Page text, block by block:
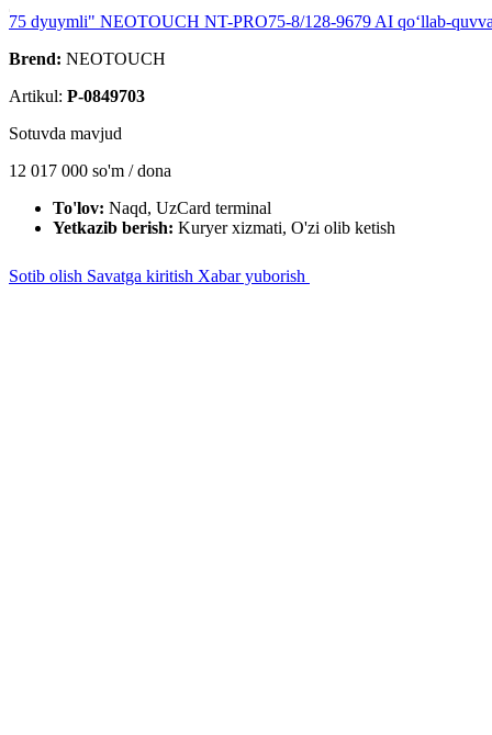
75 dyuymli" NEOTOUCH NT-PRO75-8/128-9679 AI qo‘llab-
Brend: NEOTOUCH
Artikul: P-0849703
Sotuvda mavjud
12 017 000 so'm / dona
To'lov: Naqd, UzCard terminal
Yetkazib berish: Kuryer xizmati, O'zi olib ketish
Sotib olish Savatga kiritish Xabar yuborish